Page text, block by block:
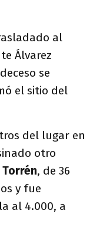
al
Álvarez
se
el sitio del
del lugar en
otro
, de 36
y fue
al 4.000, a